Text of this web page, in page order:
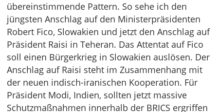
übereinstimmende Pattern. So sehe ich den
jüngsten Anschlag auf den Ministerpräsidenten
Robert Fico, Slowakien und jetzt den Anschlag auf
Präsident Raisi in Teheran. Das Attentat auf Fico
soll einen Bürgerkrieg in Slowakien auslösen. Der
Anschlag auf Raisi steht im Zusammenhang mit
der neuen indisch-iranischen Kooperation. Für
Präsident Modi, Indien, sollten jetzt massive
Schutzmaßnahmen innerhalb der BRICS ergriffen